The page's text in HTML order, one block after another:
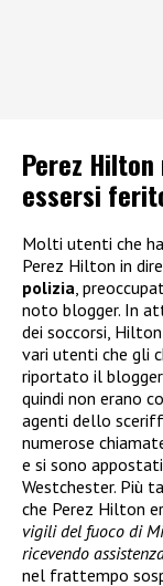
Perez
essersi
Molti utenti che
Perez Hilton in
polizia ,
noto blogger. In
dei soccorsi,
vari utenti che gli
riportato il
quindi non erano
agenti dello
numerose
e si sono
Westchester. Più
che Perez Hilton
vigili del fuoco di
ricevendo
nel frattempo